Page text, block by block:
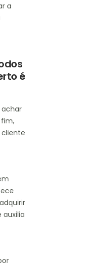
a
é
achar
cliente
auxilia